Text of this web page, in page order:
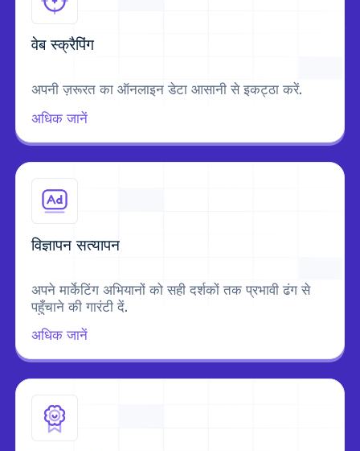
वेब स्क्रैपिंग
अपनी ज़रूरत का ऑनलाइन डेटा आसानी से इकट्ठा करें.
अधिक जानें
विज्ञापन सत्यापन
अपने मार्केटिंग अभियानों को सही दर्शकों तक प्रभावी ढंग से
पहुँचाने की गारंटी दें.
अधिक जानें